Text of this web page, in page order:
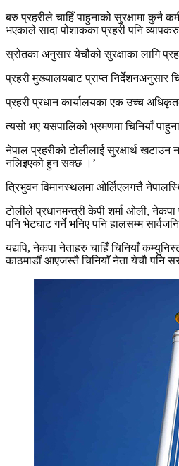
बरु प्रहरीले चाहिँ पाहुनाको सुरक्षामा कुनै
भएकाले सादा पोशाकका प्रहरी पनि
स्रोतका अनुसार येचौको सुरक्षाका लागि
प्रहरी मुख्यालयबाट प्राप्त निर्देशनअनुसार
प्रहरी प्रधान कार्यालयका एक उच्च
त्यसो भए यसपालिको भ्रमणमा चिनियाँ
नेपाल प्रहरीको टोलीलाई सुरक्षार्थ
नलिइएको हुन सक्छ ।’
त्रिभुवन विमानस्थलमा ओर्लिएलगत्तै
टोलीले प्रधानमन्त्री केपी शर्मा ओली,
पनि भेटघाट गर्ने भनिए पनि हालसम्म
यद्यपि, नेकपा नेताहरु चाहिँ चिनियाँ
काठमाडौं आएजस्तै चिनियाँ नेता येचौ पनि